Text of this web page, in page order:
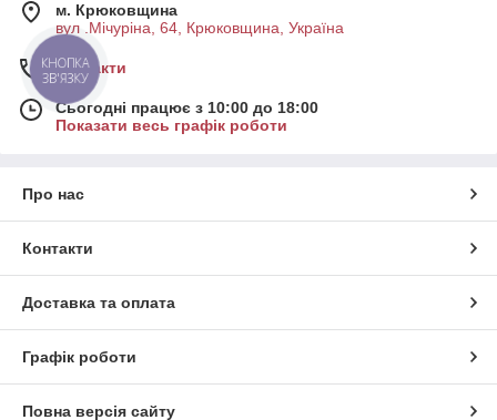
м. Крюковщина
вул .Мічуріна, 64, Крюковщина, Україна
Контакти
Сьогодні працює з 10:00 до 18:00
Показати весь графік роботи
Про нас
Контакти
Доставка та оплата
Графік роботи
Повна версія сайту
КНОПКА
ЗВ'ЯЗКУ